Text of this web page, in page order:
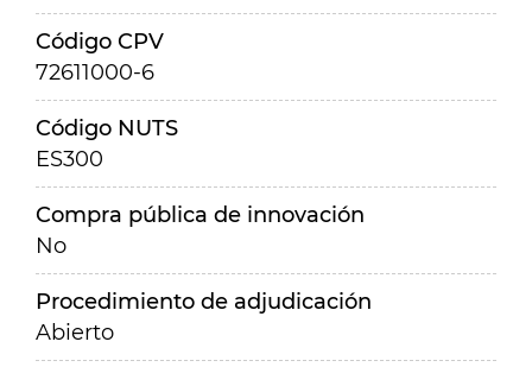
Código CPV
72611000-6
Código NUTS
ES300
Compra pública de innovación
No
Procedimiento de adjudicación
Abierto